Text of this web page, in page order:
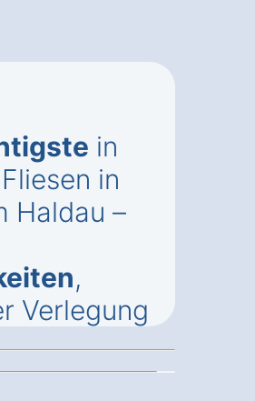
in
in
Haldau –
,
Verlegung